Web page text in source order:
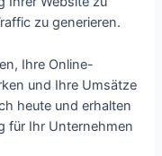
zu generieren.
Ihre Online-
und Ihre Umsätze
heute und erhalten
für Ihr Unternehmen